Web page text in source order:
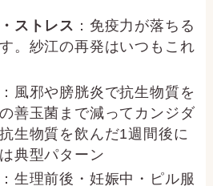
ストレス ：免疫力が落ちる
。紗江の再発はいつもこれ
：風邪や膀胱炎で抗生物質を
善玉菌まで減ってカンジダ
生物質を飲んだ1週間後に
典型パターン
生理前後・妊娠中・ピル服